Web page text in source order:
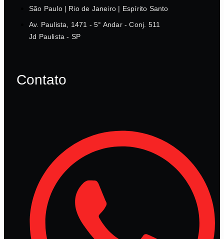
São Paulo | Rio de Janeiro | Espírito Santo
Av. Paulista, 1471 - 5° Andar - Conj. 511
Jd Paulista - SP
Contato